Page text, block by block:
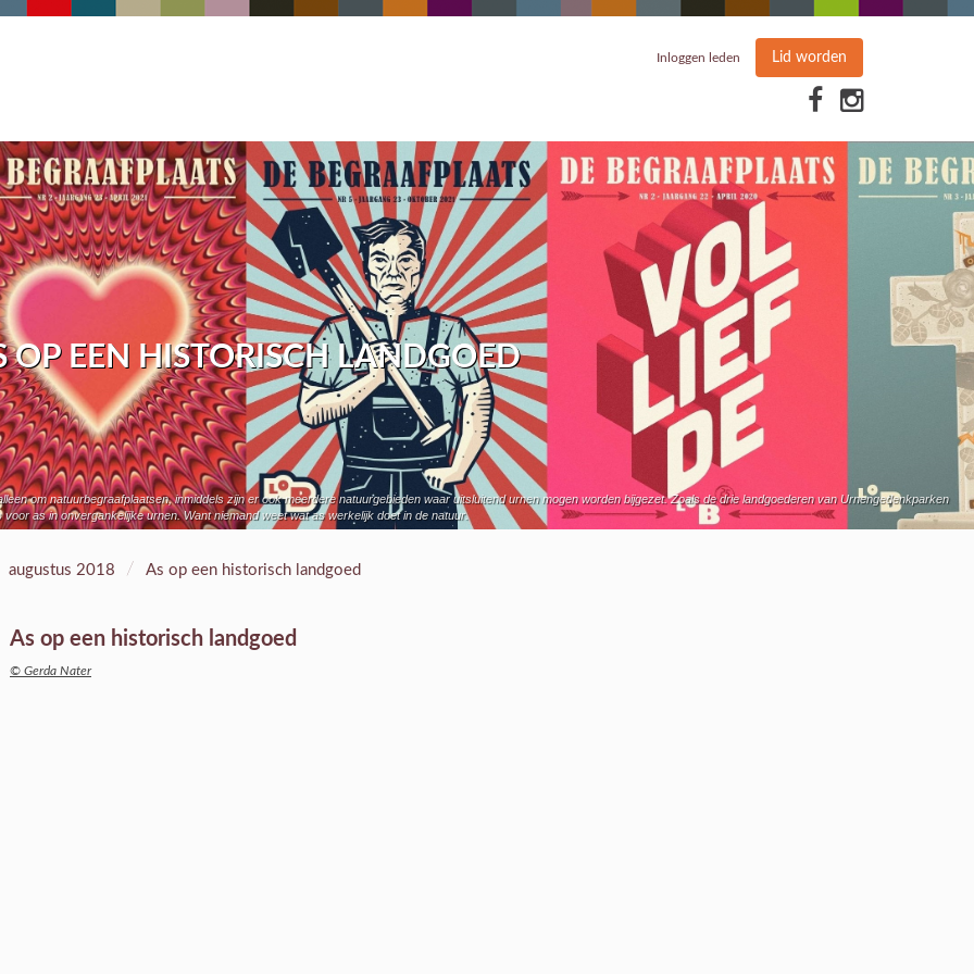
Inloggen leden Lid worden
OP EEN HISTORISCH LANDGOED
om natuurbegraafplaatsen, inmiddels zijn er ook meerdere natuurgebieden waar uitsluitend urnen mogen worden bijgezet. Zoals de drie landgoederen van Urnengedenkparken
as in onvergankelijke urnen. Want niemand weet wat as werkelijk doet in de natuur.
augustus 2018 / As op een historisch landgoed
As op een historisch landgoed
© Gerda Nater